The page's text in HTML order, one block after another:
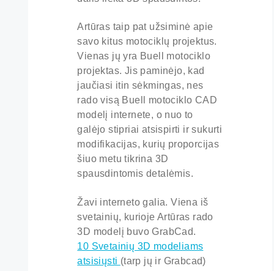
Artūras taip pat užsiminė apie
savo kitus motociklų projektus.
Vienas jų yra Buell motociklo
projektas. Jis paminėjo, kad
jaučiasi itin sėkmingas, nes
rado visą Buell motociklo CAD
modelį internete, o nuo to
galėjo stipriai atsispirti ir sukurti
modifikacijas, kurių proporcijas
šiuo metu tikrina 3D
spausdintomis detalėmis.
Žavi interneto galia. Viena iš
svetainių, kurioje Artūras rado
3D modelį buvo GrabCad.
10 Svetainių 3D modeliams
atsisiųsti (tarp jų ir Grabcad)